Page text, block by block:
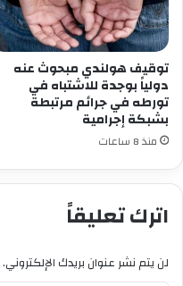
توقيف هولندي مبحوث عنه
دولياً بوجدة للاشتباه في
تورطه في جرائم مرتبطة
بشبكة إجرامية
منذ 8 ساعات
اترك تعليقاً
لن يتم نشر عنوان بريدك الإلكتروني.